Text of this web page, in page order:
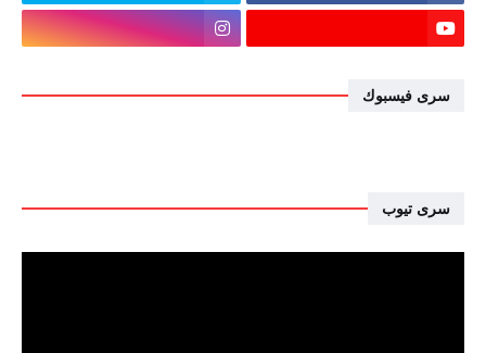
سرى فيسبوك
سرى تيوب